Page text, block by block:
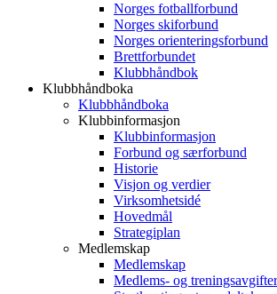
Norges fotballforbund
Norges skiforbund
Norges orienteringsforbund
Brettforbundet
Klubbhåndbok
Klubbhåndboka
Klubbhåndboka
Klubbinformasjon
Klubbinformasjon
Forbund og særforbund
Historie
Visjon og verdier
Virksomhetsidé
Hovedmål
Strategiplan
Medlemskap
Medlemskap
Medlems- og treningsavgifter